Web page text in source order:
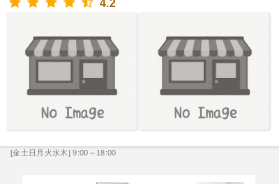
4.2
[金土日月火水木] 9:00～18:00